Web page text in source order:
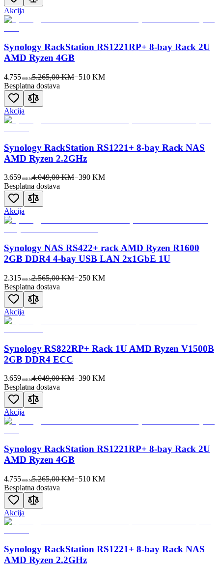
Akcija
Synology RackStation RS1221RP+ 8-bay Rack 2U
AMD Ryzen 4GB
4.755 00KM5.265,00 KM−510KM
Besplatna dostava
Akcija
Synology RackStation RS1221+ 8-bay Rack NAS
AMD Ryzen 2.2GHz
3.659 00KM4.049,00 KM−390KM
Besplatna dostava
Akcija
Synology NAS RS422+ rack AMD Ryzen R1600
2GB DDR4 4-bay USB LAN 2x1GbE 1U
2.315 00KM2.565,00 KM−250KM
Besplatna dostava
Akcija
Synology RS822RP+ Rack 1U AMD Ryzen V1500B
2GB DDR4 ECC
3.659 00KM4.049,00 KM−390KM
Besplatna dostava
Akcija
Synology RackStation RS1221RP+ 8-bay Rack 2U
AMD Ryzen 4GB
4.755 00KM5.265,00 KM−510KM
Besplatna dostava
Akcija
Synology RackStation RS1221+ 8-bay Rack NAS
AMD Ryzen 2.2GHz